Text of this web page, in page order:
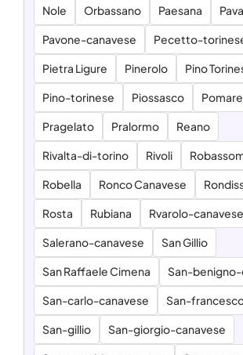
Nole Orbassano Paesana
Pavone-canavese Pecetto-
Pietra Ligure Pinerolo Pino
Pino-torinese Piossasco
Pragelato Pralormo Reano
Rivalta-di-torino Rivoli
Robella Ronco Canavese
Rosta Rubiana Rvarolo-canavese
Salerano-canavese San Gillio
San Raffaele Cimena San-benigno-
San-carlo-canavese San-
San-gillio San-giorgio-canavese